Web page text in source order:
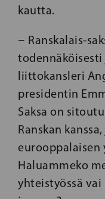
kautta.
− Ranskalais-
todennäköisesti
liittokansleri
presidentin
Saksa on
Ranskan
Haluammeko
yhteistyössä